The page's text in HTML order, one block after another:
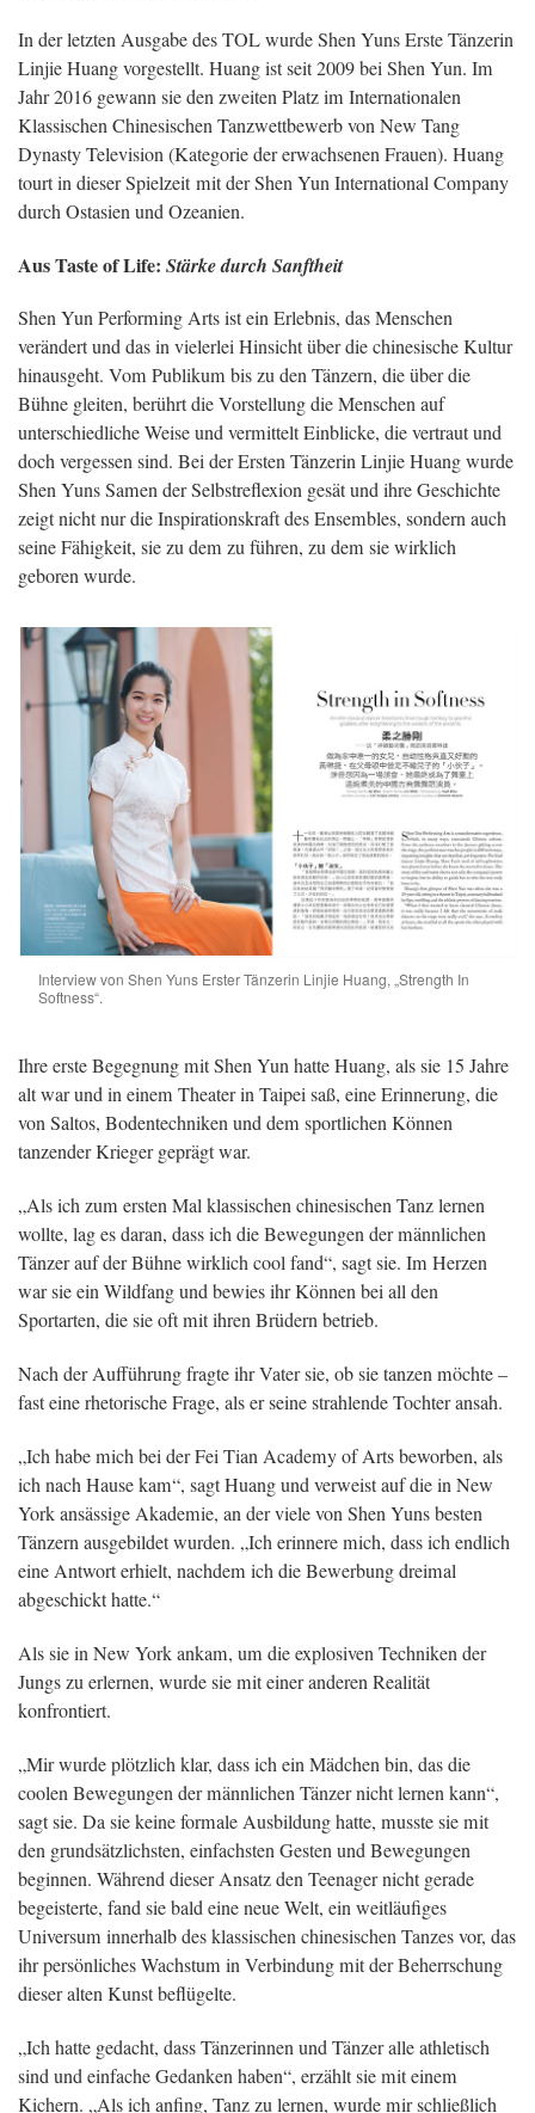
In der letzten Ausgabe des TOL wurde Shen Yuns Erste Tänzerin
Linjie Huang vorgestellt. Huang ist seit 2009 bei Shen Yun. Im
Jahr 2016 gewann sie den zweiten Platz im Internationalen
Klassischen Chinesischen Tanzwettbewerb von New Tang
Dynasty Television (Kategorie der erwachsenen Frauen). Huang
tourt in dieser Spielzeit mit der Shen Yun International Company
durch Ostasien und Ozeanien.
Aus Taste of Life: Stärke durch Sanftheit
Shen Yun Performing Arts ist ein Erlebnis, das Menschen
verändert und das in vielerlei Hinsicht über die chinesische Kultur
hinausgeht. Vom Publikum bis zu den Tänzern, die über die
Bühne gleiten, berührt die Vorstellung die Menschen auf
unterschiedliche Weise und vermittelt Einblicke, die vertraut und
doch vergessen sind. Bei der Ersten Tänzerin Linjie Huang wurde
Shen Yuns Samen der Selbstreflexion gesät und ihre Geschichte
zeigt nicht nur die Inspirationskraft des Ensembles, sondern auch
seine Fähigkeit, sie zu dem zu führen, zu dem sie wirklich
geboren wurde.
Interview von Shen Yuns Erster Tänzerin Linjie Huang, „Strength In
Softness“.
Ihre erste Begegnung mit Shen Yun hatte Huang, als sie 15 Jahre
alt war und in einem Theater in Taipei saß, eine Erinnerung, die
von Saltos, Bodentechniken und dem sportlichen Können
tanzender Krieger geprägt war.
„Als ich zum ersten Mal klassischen chinesischen Tanz lernen
wollte, lag es daran, dass ich die Bewegungen der männlichen
Tänzer auf der Bühne wirklich cool fand“, sagt sie. Im Herzen
war sie ein Wildfang und bewies ihr Können bei all den
Sportarten, die sie oft mit ihren Brüdern betrieb.
Nach der Aufführung fragte ihr Vater sie, ob sie tanzen möchte –
fast eine rhetorische Frage, als er seine strahlende Tochter ansah.
„Ich habe mich bei der Fei Tian Academy of Arts beworben, als
ich nach Hause kam“, sagt Huang und verweist auf die in New
York ansässige Akademie, an der viele von Shen Yuns besten
Tänzern ausgebildet wurden. „Ich erinnere mich, dass ich endlich
eine Antwort erhielt, nachdem ich die Bewerbung dreimal
abgeschickt hatte.“
Als sie in New York ankam, um die explosiven Techniken der
Jungs zu erlernen, wurde sie mit einer anderen Realität
konfrontiert.
„Mir wurde plötzlich klar, dass ich ein Mädchen bin, das die
coolen Bewegungen der männlichen Tänzer nicht lernen kann“,
sagt sie. Da sie keine formale Ausbildung hatte, musste sie mit
den grundsätzlichsten, einfachsten Gesten und Bewegungen
beginnen. Während dieser Ansatz den Teenager nicht gerade
begeisterte, fand sie bald eine neue Welt, ein weitläufiges
Universum innerhalb des klassischen chinesischen Tanzes vor, das
ihr persönliches Wachstum in Verbindung mit der Beherrschung
dieser alten Kunst beflügelte.
„Ich hatte gedacht, dass Tänzerinnen und Tänzer alle athletisch
sind und einfache Gedanken haben“, erzählt sie mit einem
Kichern. „Als ich anfing, Tanz zu lernen, wurde mir schließlich